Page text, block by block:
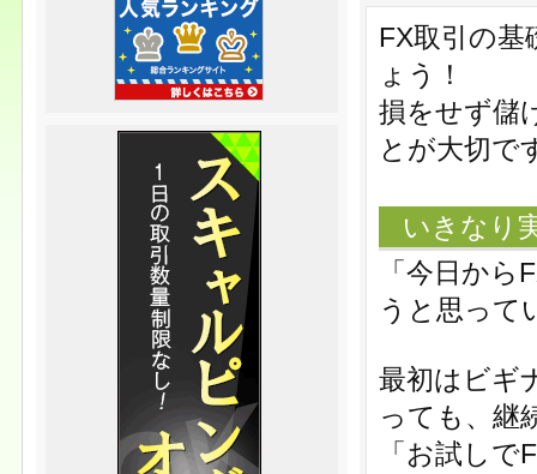
FX取引の
ょう！
損をせず儲
とが大切で
いきなり
「今日か
うと思って
最初はビギ
っても、継
「お試し